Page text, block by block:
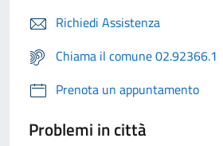
Richiedi Assistenza
Chiama il comune 02.92366.1
Prenota un appuntamento
Problemi in città